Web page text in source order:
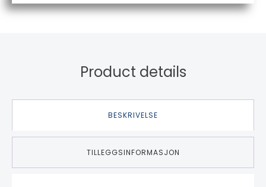
Product details
BESKRIVELSE
TILLEGGSINFORMASJON